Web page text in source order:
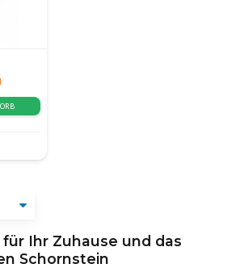
Ihr Zuhause und das
Schornstein